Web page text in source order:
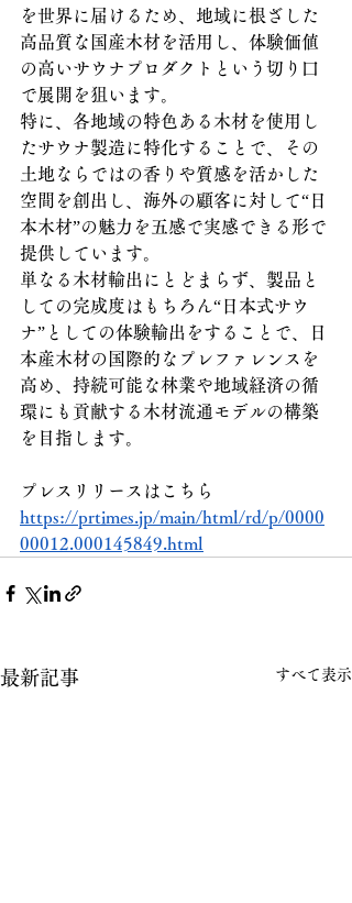
を世界に届けるため、地域に根ざした
高品質な国産木材を活用し、体験価値
の高いサウナプロダクトという切り口
で展開を狙います。
特に、各地域の特色ある木材を使用し
たサウナ製造に特化することで、その
土地ならではの香りや質感を活かした
空間を創出し、海外の顧客に対して“日
本木材”の魅力を五感で実感できる形で
提供しています。
単なる木材輸出にとどまらず、製品と
しての完成度はもちろん“日本式サウ
ナ”としての体験輸出をすることで、日
本産木材の国際的なプレファレンスを
高め、持続可能な林業や地域経済の循
環にも貢献する木材流通モデルの構築
を目指します。
プレスリリースはこちら
https://prtimes.jp/main/html/rd/p/0000
00012.000145849.html
最新記事 すべて表示